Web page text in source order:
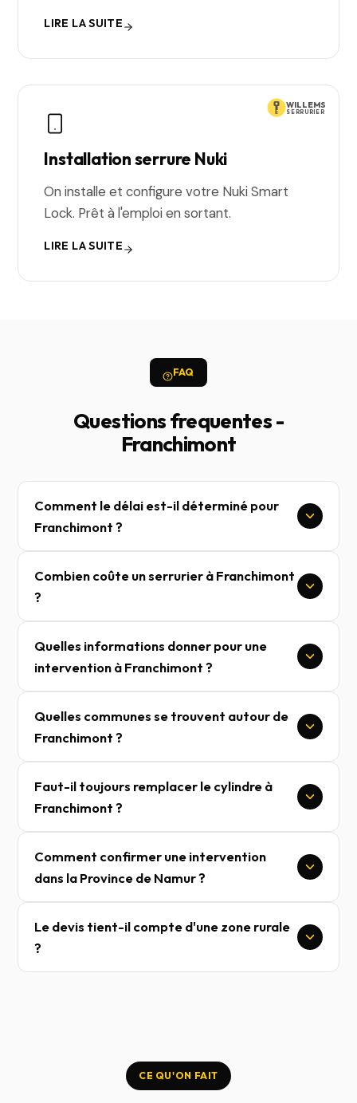
LIRE LA SUITE
WILLEMS
SERRURIER
Installation serrure Nuki
On installe et configure votre Nuki Smart
Lock. Prêt à l'emploi en sortant.
LIRE LA SUITE
FAQ
Questions frequentes -
Franchimont
Comment le délai est-il déterminé pour
Franchimont ?
Combien coûte un serrurier à Franchimont
?
Quelles informations donner pour une
intervention à Franchimont ?
Quelles communes se trouvent autour de
Franchimont ?
Faut-il toujours remplacer le cylindre à
Franchimont ?
Comment confirmer une intervention
dans la Province de Namur ?
Le devis tient-il compte d'une zone rurale
?
CE QU'ON FAIT